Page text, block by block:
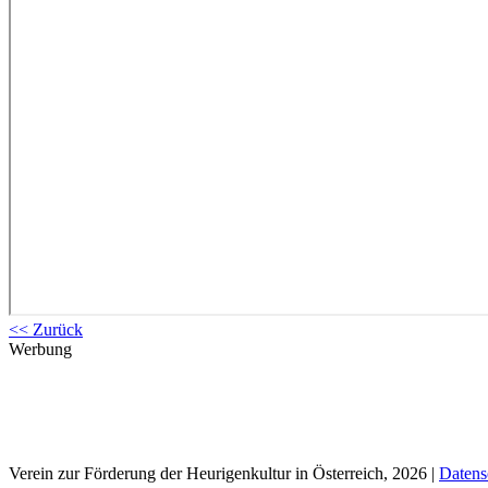
<< Zurück
Werbung
Verein zur Förderung der Heurigenkultur in Österreich, 2026 |